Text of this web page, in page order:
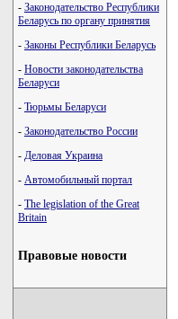
- Законодательство Республики
Беларусь по органу принятия
- Законы Республики Беларусь
- Новости законодательства
Беларуси
- Тюрьмы Беларуси
- Законодательство России
- Деловая Украина
- Автомобильный портал
- The legislation of the Great
Britain
Правовые новости